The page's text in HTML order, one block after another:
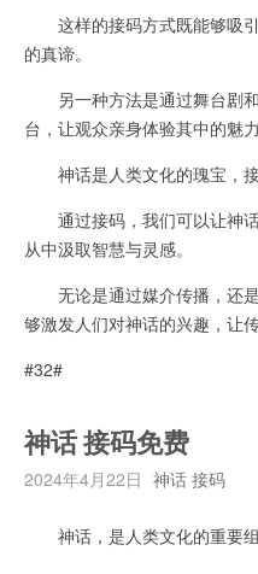
这样的接码方式既能够吸引
的真谛。
另一种方法是通过舞台剧和
台，让观众亲身体验其中的魅力
神话是人类文化的瑰宝，接
通过接码，我们可以让神话
从中汲取智慧与灵感。
无论是通过媒介传播，还是
够激发人们对神话的兴趣，让
#32#
神话 接码免费
2024年4月22日 神话 接码
神话，是人类文化的重要组